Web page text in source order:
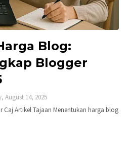
Blog:
Blogger
August 14, 2025
Caj Artikel Tajaan Menentukan harga blog